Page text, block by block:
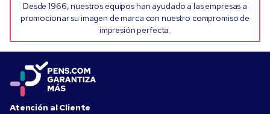
Desde 1966, nuestros equipos han ayudado a las empresas a
promocionar su imagen de marca con nuestro compromiso de
impresión perfecta.
Atención al Cliente